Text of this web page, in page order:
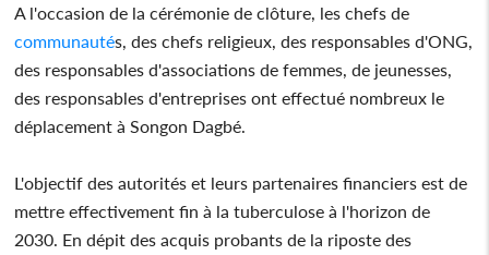
A l'occasion de la cérémonie de clôture, les chefs de
communautés, des chefs religieux, des responsables d'ONG,
des responsables d'associations de femmes, de jeunesses,
des responsables d'entreprises ont effectué nombreux le
déplacement à Songon Dagbé.
L'objectif des autorités et leurs partenaires financiers est de
mettre effectivement fin à la tuberculose à l'horizon de
2030. En dépit des acquis probants de la riposte des